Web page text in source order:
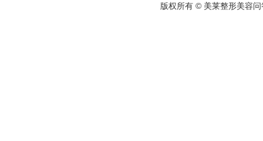
版权所有 © 美莱整形美容